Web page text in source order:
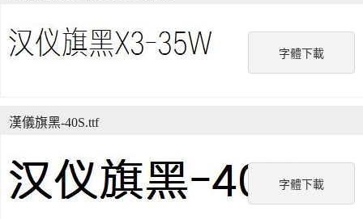
字體下載
字體下載
漢儀旗黑-40S.ttf